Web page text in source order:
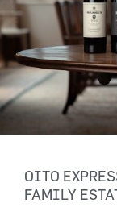
OITO
FAMILY